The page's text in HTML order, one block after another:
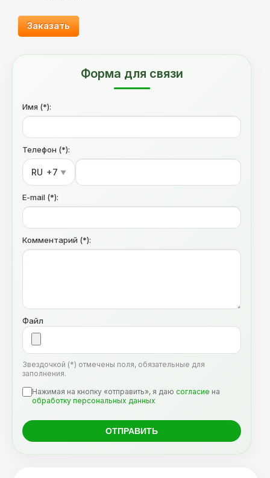
Заказать
Форма для связи
Имя (*):
Телефон (*):
RU +7 ▼
E-mail (*):
Комментарий (*):
Файл
Звездочкой (*) отмечены поля, обязательные для
заполнения.
Нажимая на кнопку «отправить», я даю согласие на
обработку персональных данных